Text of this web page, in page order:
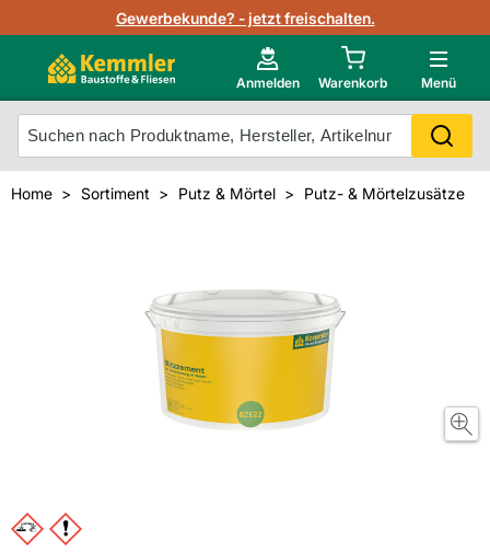
Gewerbekunde? - jetzt freischalten.
Anmelden Warenkorb Menü
Lagerbestand in Echtzeit
Nutzerverwaltung
Photovoltaik Konfigurator
Technische Daten & Merkblätter
Neu im Onlineshop?
Mein Konto
Home Sortiment Putz & Mörtel Putz- & Mörtelzusätze